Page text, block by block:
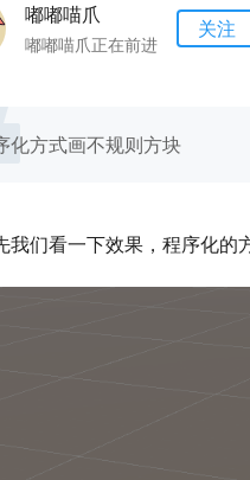
嘟嘟喵爪
嘟嘟喵爪正在前进
关注
化方式画不规则方块
我们看一下效果，程序化的